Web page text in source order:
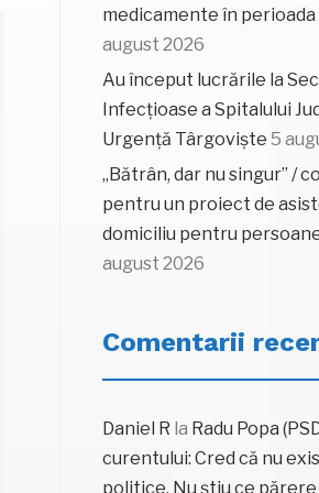
medicamente în perioada
august 2026
Au început lucrările la
Infecțioase a Spitalului
Urgență Târgoviște 5
„Bătrân, dar nu singur” /
pentru un proiect de
domiciliu pentru
august 2026
Comentarii
Daniel R la Radu Popa
curentului: Cred că nu
politice. Nu știu ce părere